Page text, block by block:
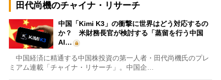
田代尚機のチャイナ・リサーチ
中国「Kimi K3」の衝撃に世界はどう対応するの
か？ 米財務長官が検討する「蒸留を行う中国
AI…
中国経済に精通する中国株投資の第一人者・田代尚機氏のプレ
ミアム連載「チャイナ・リサーチ」。中国企…